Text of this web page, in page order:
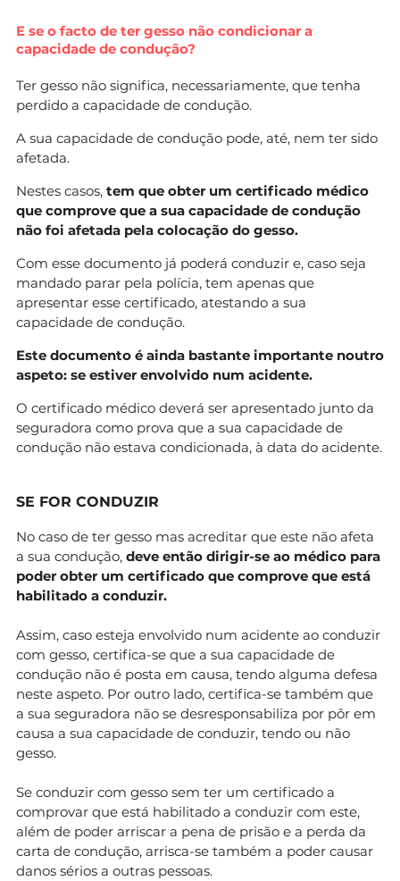
E se o facto de ter gesso não condicionar a
capacidade de condução?
Ter gesso não significa, necessariamente, que tenha
perdido a capacidade de condução.
A sua capacidade de condução pode, até, nem ter sido
afetada.
Nestes casos, tem que obter um certificado médico
que comprove que a sua capacidade de condução
não foi afetada pela colocação do gesso.
Com esse documento já poderá conduzir e, caso seja
mandado parar pela polícia, tem apenas que
apresentar esse certificado, atestando a sua
capacidade de condução.
Este documento é ainda bastante importante noutro
aspeto: se estiver envolvido num acidente.
O certificado médico deverá ser apresentado junto da
seguradora como prova que a sua capacidade de
condução não estava condicionada, à data do acidente.
SE FOR CONDUZIR
No caso de ter gesso mas acreditar que este não afeta
a sua condução, deve então dirigir-se ao médico para
poder obter um certificado que comprove que está
habilitado a conduzir.
Assim, caso esteja envolvido num acidente ao conduzir
com gesso, certifica-se que a sua capacidade de
condução não é posta em causa, tendo alguma defesa
neste aspeto. Por outro lado, certifica-se também que
a sua seguradora não se desresponsabiliza por pôr em
causa a sua capacidade de conduzir, tendo ou não
gesso.
Se conduzir com gesso sem ter um certificado a
comprovar que está habilitado a conduzir com este,
além de poder arriscar a pena de prisão e a perda da
carta de condução, arrisca-se também a poder causar
danos sérios a outras pessoas.